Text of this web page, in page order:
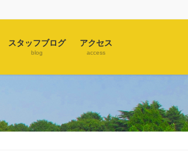
スタッフブログ
blog
アクセス
access